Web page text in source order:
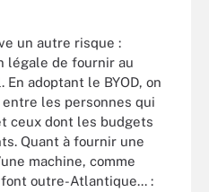
un autre risque :
légale de fournir au
adoptant le BYOD, on
les personnes qui
ceux dont les budgets
Quant à fournir une
machine, comme
outre-Atlantique... :